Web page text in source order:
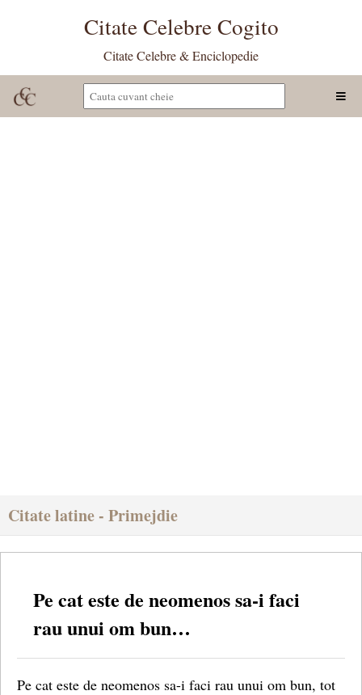
Citate Celebre Cogito
Citate Celebre & Enciclopedie
Citate latine - Primejdie
Pe cat este de neomenos sa-i faci
rau unui om bun…
Pe cat este de neomenos sa-i faci rau unui om bun, tot